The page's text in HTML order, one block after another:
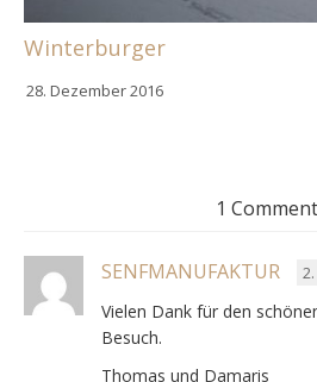
Winterburger
28. Dezember 2016
1 Comment
SENFMANUFAKTUR
Vielen Dank für den
Besuch.
Thomas und Damaris